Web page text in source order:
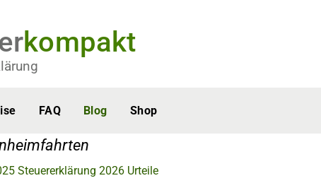
kompakt
FAQ Blog Shop
Steuererklärung 2026 Urteile